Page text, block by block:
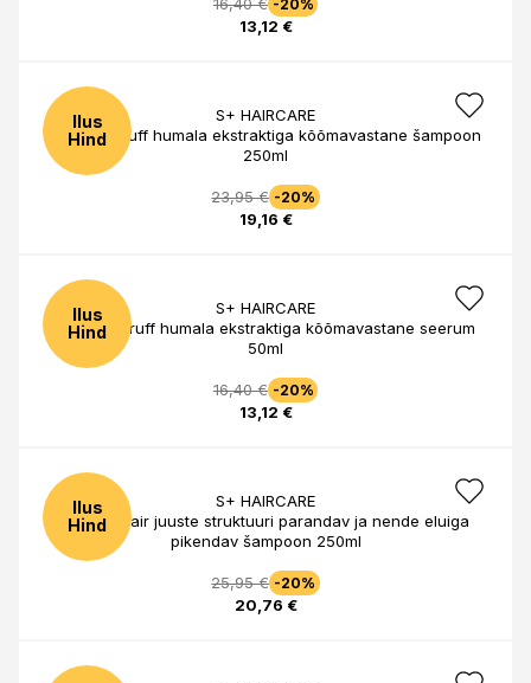
-20%
13,12 €
Ilus
Hind
S+ HAIRCARE
Anti Dandruff humala ekstraktiga kõõmavastane šampoon
250ml
23,95 € -20%
19,16 €
Ilus
Hind
S+ HAIRCARE
Anti Dandruff humala ekstraktiga kõõmavastane seerum
50ml
16,40 € -20%
13,12 €
Ilus
Hind
S+ HAIRCARE
Longer Hair juuste struktuuri parandav ja nende eluiga
pikendav šampoon 250ml
25,95 € -20%
20,76 €